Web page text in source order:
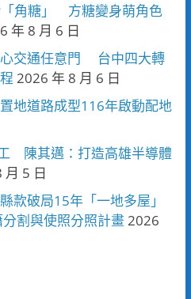
角糖」 方糖變身萌角色
年 8 月 6 日
心交通任意門 台中四大轉
2026 年 8 月 6 日
地道路成型116年啟動配地
陳其邁：打造高雄半導體
月 5 日
款破局15年「一地多屋」
割與使照分照計畫2026